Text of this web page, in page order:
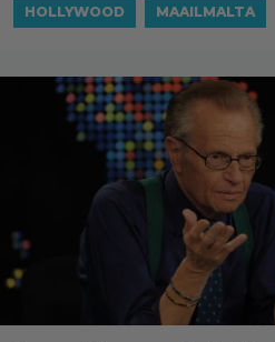
HOLLYWOOD MAAILMALTA